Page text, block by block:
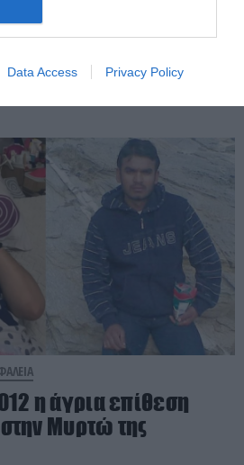
Data Access Privacy Policy
να βιάσει
στη Κάρπαθο
η άγρια επίθεση
Μυρτώ της